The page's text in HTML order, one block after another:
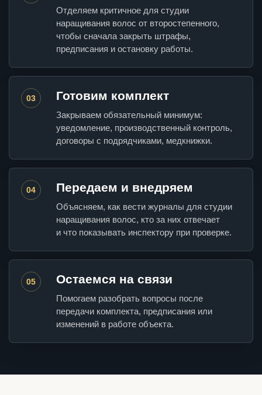
Отделяем критичное для студии
наращивания волос от второстепенного,
чтобы сначала закрыть штрафы,
предписания и остановку работы.
03 Готовим комплект
Закрываем обязательный минимум:
уведомление, производственный контроль,
договоры с подрядчиками, медкнижки.
04 Передаем и внедряем
Объясняем, как вести журналы для студии
наращивания волос, кто за них отвечает
и что показывать инспектору при проверке.
05 Остаемся на связи
Помогаем разобрать вопросы после
передачи комплекта, предписания или
изменений в работе объекта.